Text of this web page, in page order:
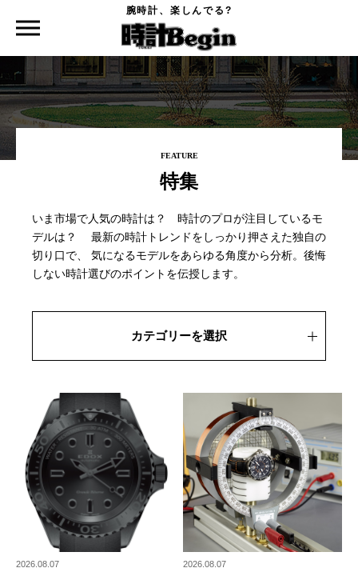
腕時計、楽しんでる?
FEATURE
特集
いま市場で人気の時計は？ 時計のプロが注目しているモ
デルは？
最新の時計トレンドをしっかり押さえた独自の
切り口で、
気になるモデルをあらゆる角度から分析。後悔
しない時計選びのポイントを伝授します。
カテゴリーを選択
2026.08.07 2026.08.07